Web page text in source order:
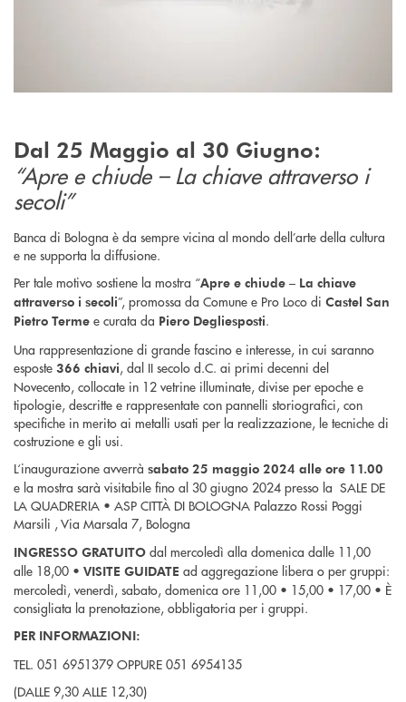
Dal 25 Maggio al 30 Giugno:
“Apre e chiude – La chiave attraverso i
secoli”
Banca di Bologna è da sempre vicina al mondo dell’arte della cultura
e ne supporta la diffusione.
Per tale motivo sostiene la mostra “Apre e chiude – La chiave
attraverso i secoli”, promossa da Comune e Pro Loco di Castel San
Pietro Terme e curata da Piero Degliesposti.
Una rappresentazione di grande fascino e interesse, in cui saranno
esposte 366 chiavi, dal II secolo d.C. ai primi decenni del
Novecento, collocate in 12 vetrine illuminate, divise per epoche e
tipologie, descritte e rappresentate con pannelli storiografici, con
specifiche in merito ai metalli usati per la realizzazione, le tecniche di
costruzione e gli usi.
L‘inaugurazione avverrà sabato 25 maggio 2024 alle ore 11.00
e la mostra sarà visitabile fino al 30 giugno 2024 presso la SALE DE
LA QUADRERIA • ASP CITTÀ DI BOLOGNA Palazzo Rossi Poggi
Marsili , Via Marsala 7, Bologna
INGRESSO GRATUITO dal mercoledì alla domenica dalle 11,00
alle 18,00 • VISITE GUIDATE ad aggregazione libera o per gruppi:
mercoledì, venerdì, sabato, domenica ore 11,00 • 15,00 • 17,00 • È
consigliata la prenotazione, obbligatoria per i gruppi.
PER INFORMAZIONI:
TEL. 051 6951379 OPPURE 051 6954135
(DALLE 9,30 ALLE 12,30)